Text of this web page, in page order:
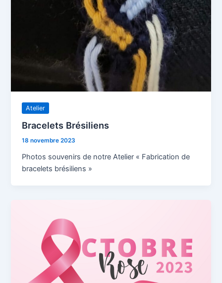
Atelier
Bracelets Brésiliens
18 novembre 2023
Photos souvenirs de notre Atelier « Fabrication de
bracelets brésiliens »